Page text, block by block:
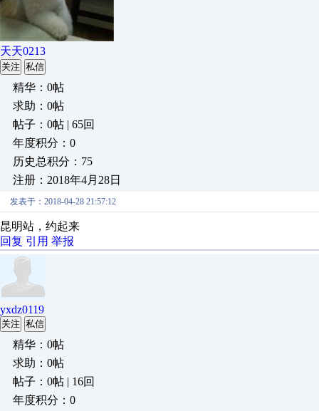
天天0213
关注 私信
精华：0帖
求助：0帖
帖子：0帖 | 65回
年度积分：0
历史总积分：75
注册：2018年4月28日
发表于：2018-04-28 21:57:12
昆明站，约起来
回复 引用 举报
yxdz0119
关注 私信
精华：0帖
求助：0帖
帖子：0帖 | 16回
年度积分：0